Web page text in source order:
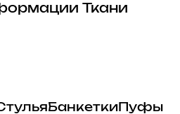
Ткани
БанкеткиПуфы